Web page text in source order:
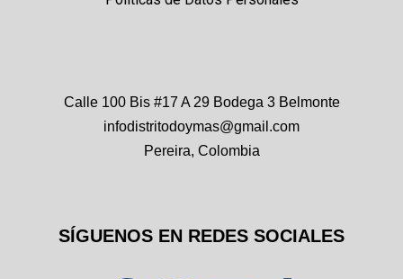
Calle 100 Bis #17 A 29 Bodega 3 Belmonte
infodistritodoymas@gmail.com
Pereira, Colombia
SÍGUENOS EN REDES SOCIALES